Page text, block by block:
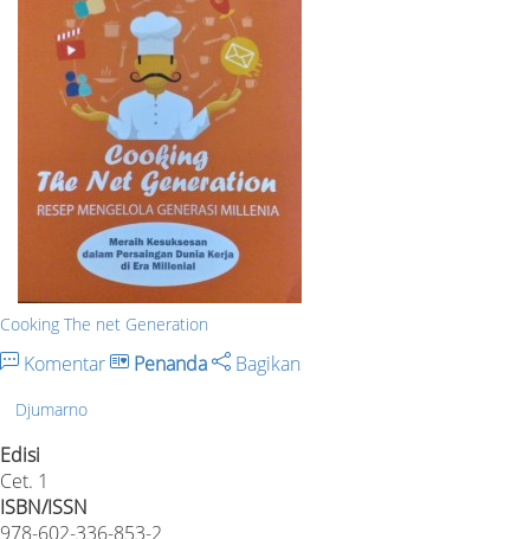
Cooking The net Generation
Komentar Penanda Bagikan
Djumarno
Edisi
Cet. 1
ISBN/ISSN
978-602-336-853-2